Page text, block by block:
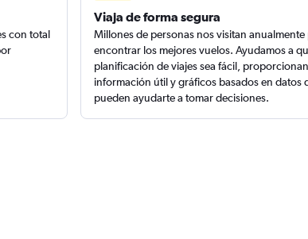
con total
Viaja de forma segura
Millones de personas nos visitan anualmente
encontrar los mejores vuelos. Ayudamos a
planificación de viajes sea fácil,
información útil y gráficos basados en datos
pueden ayudarte a tomar decisiones.